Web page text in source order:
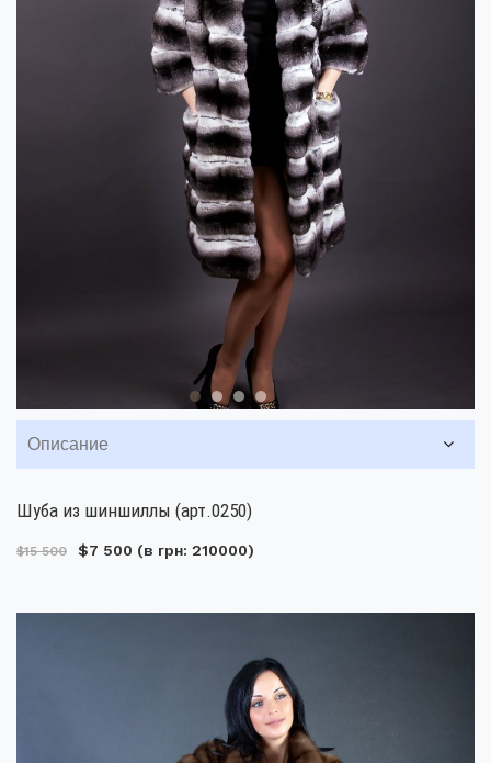
Описание
Шуба из шиншиллы (арт.0250)
$15 500 $7 500 (в грн: 210000)